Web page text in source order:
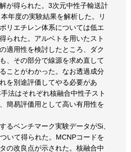
が得られた。3次元中性子輸送計
年度の実験結果を解析した。リ
リエチレン体系については低エ
られた。アルベトを用いたスト
適用性を検討したところ、ダク
、その部分で線源を求め直して
ことがわかった。なお透過成分
を別途評価してやる必要があ
法はそれぞれ核融合中性子スト
簡易評価用として高い有用性を
るベンチマーク実験データがSi、
いて得られた。MCNPコードを
の改良点が示された。核融合中